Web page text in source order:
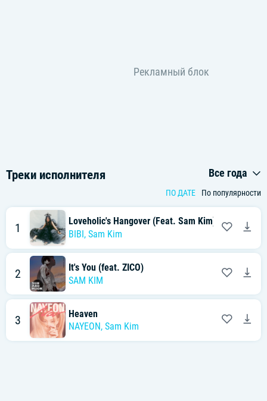
Треки исполнителя Все года
ПО ДАТЕ По популярности
1
Loveholic's Hangover (Feat. Sam Kim)
BIBI , Sam Kim
2
It's You (feat. ZICO)
SAM KIM
3
Heaven
NAYEON, Sam Kim